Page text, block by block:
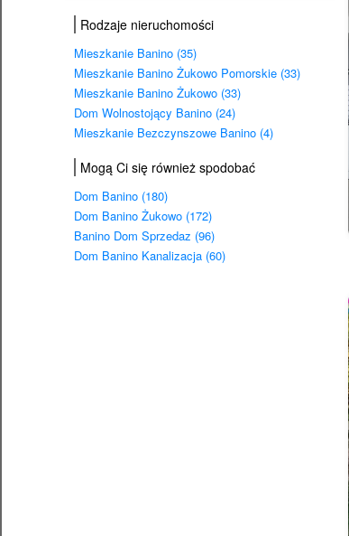
Rodzaje nieruchomości
Mieszkanie Banino (35)
Mieszkanie Banino Żukowo Pomorskie (33)
Mieszkanie Banino Żukowo (33)
Dom Wolnostojący Banino (24)
Mieszkanie Bezczynszowe Banino (4)
Mogą Ci się również spodobać
Dom Banino (180)
Dom Banino Żukowo (172)
Banino Dom Sprzedaz (96)
Dom Banino Kanalizacja (60)